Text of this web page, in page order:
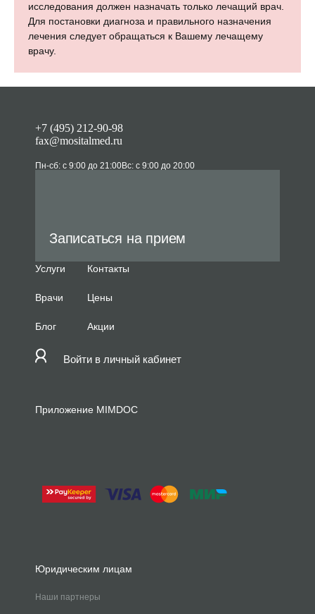
исследования должен назначать только лечащий врач.
Для постановки диагноза и правильного назначения
лечения следует обращаться к Вашему лечащему
врачу.
+7 (495) 212-90-98
fax@mositalmed.ru
Пн-сб: с 9:00 до 21:00Вс: с 9:00 до 20:00
Записаться на прием
Услуги
Врачи
Блог
Контакты
Цены
Акции
Войти в личный кабинет
Приложение MIMDOC
Юридическим лицам
Наши партнеры